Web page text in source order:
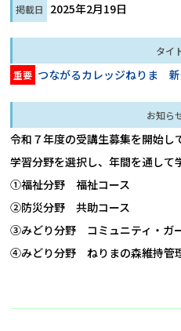
2025年2月19日
重要 つながるカレッジねりま 新
令和７年度の受講生募集を開始し
学習分野を選択し、年間を通して
①福祉分野　福祉コース
②防災分野　共助コース
③みどり分野　コミュニティ・ガ
④みどり分野　ねりまの森維持管